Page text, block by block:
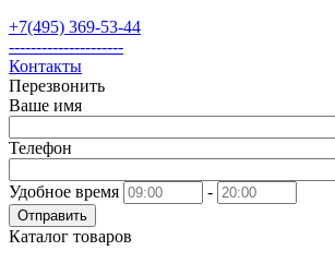
+7(495) 369-53-44
---------------------
Контакты
Перезвонить
Ваше имя
Телефон
Удобное время -
Отправить
Каталог товаров